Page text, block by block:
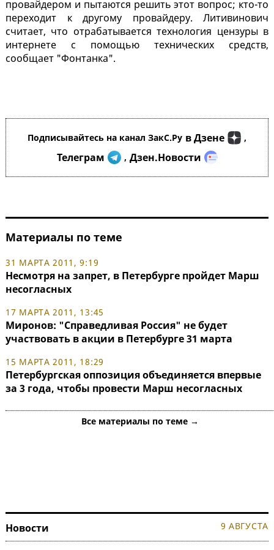
провайдером и пытаются решить этот вопрос; кто-то
переходит к другому провайдеру. Литивинович
считает, что отрабатывается технология цензуры в
интернете с помощью технических средств,
сообщает "Фонтанка".
Подписывайтесь на канал ЗакС.Ру в Дзене ,
Телеграм , Дзен.Новости
Материалы по теме
31 МАРТА 2011, 9:19
Несмотря на запрет, в Петербурге пройдет Марш
несогласных
17 МАРТА 2011, 13:45
Миронов: "Справедливая Россия" не будет
участвовать в акции в Петербурге 31 марта
15 МАРТА 2011, 18:29
Петербургская оппозиция объединяется впервые
за 3 года, чтобы провести Марш несогласных
Все материалы по теме →
Новости 9 АВГУСТА